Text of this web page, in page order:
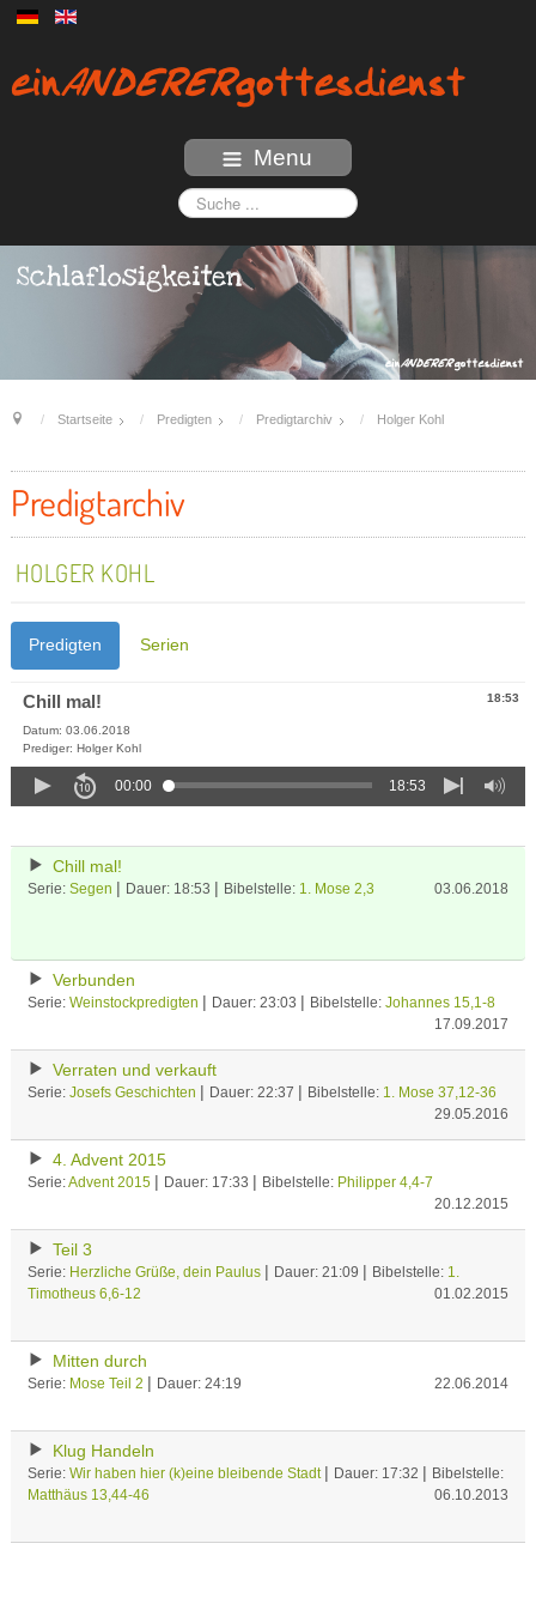
Menu
Startseite Predigten Predigtarchiv Holger Kohl
Predigtarchiv
HOLGER KOHL
Predigten Serien
18:53
Chill mal!
Datum: 03.06.2018
Prediger: Holger Kohl
00:00 18:53
Chill mal!
Serie: Segen Dauer: 18:53 Bibelstelle: 1. Mose 2,3 03.06.2018
Verbunden
Serie: Weinstockpredigten Dauer: 23:03 Bibelstelle: Johannes 15,1-8
17.09.2017
Verraten und verkauft
Serie: Josefs Geschichten Dauer: 22:37 Bibelstelle: 1. Mose 37,12-36
29.05.2016
4. Advent 2015
Serie:Advent 2015 Dauer: 17:33 Bibelstelle: Philipper 4,4-7
20.12.2015
Teil 3
Serie: Herzliche Grüße, dein Paulus Dauer: 21:09 Bibelstelle: 1.
Timotheus 6,6-12
01.02.2015
Mitten durch
Serie: Mose Teil 2 Dauer: 24:19 22.06.2014
Klug Handeln
Serie: Wir haben hier (k)eine bleibende Stadt Dauer: 17:32
Bibelstelle:
Matthäus 13,44-46
06.10.2013